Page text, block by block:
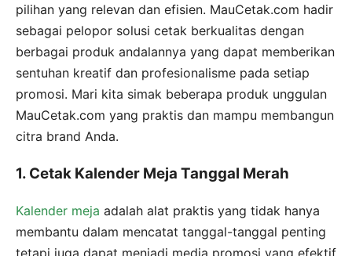
pilihan yang relevan dan efisien. MauCetak.com hadir
sebagai pelopor solusi cetak berkualitas dengan
berbagai produk andalannya yang dapat memberikan
sentuhan kreatif dan profesionalisme pada setiap
promosi. Mari kita simak beberapa produk unggulan
MauCetak.com yang praktis dan mampu membangun
citra brand Anda.
1. Cetak Kalender Meja Tanggal Merah
Kalender meja adalah alat praktis yang tidak hanya
membantu dalam mencatat tanggal-tanggal penting